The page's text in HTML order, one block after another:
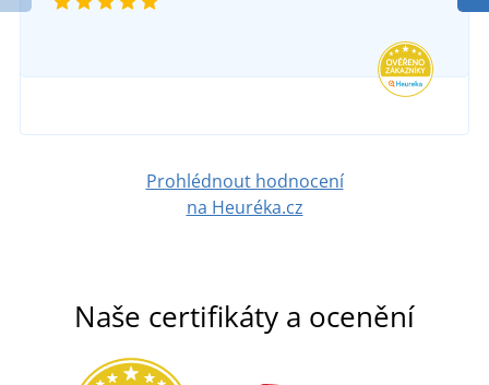
Prohlédnout hodnocení
na Heuréka.cz
Naše certifikáty a ocenění